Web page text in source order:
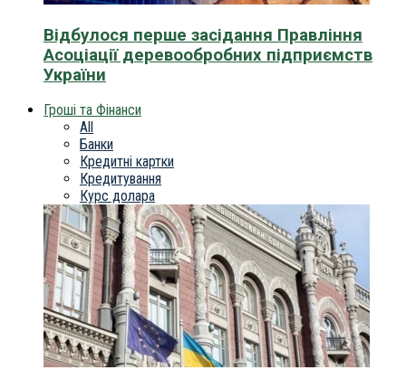
Відбулося перше засідання Правління
Асоціації деревообробних підприємств
України
Гроші та Фінанси
All
Банки
Кредитні картки
Кредитування
Курс долара